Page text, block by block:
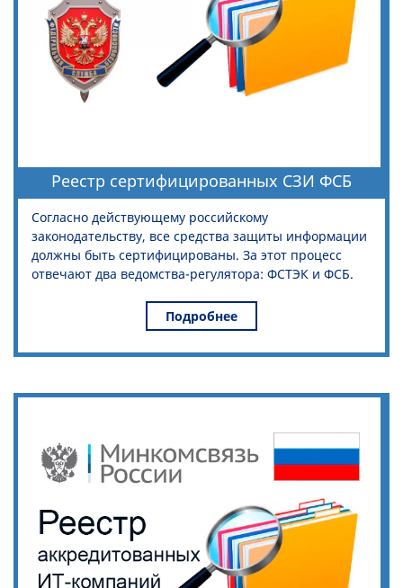
Реестр сертифицированных СЗИ ФСБ
Согласно действующему российскому
законодательству, все средства защиты информации
должны быть сертифицированы. За этот процесс
отвечают два ведомства-регулятора: ФСТЭК и ФСБ.
Подробнее